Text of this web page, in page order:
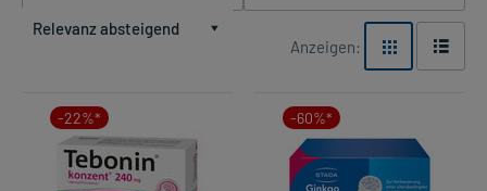
Relevanz absteigend
Anzeigen:
-22%* -60%*